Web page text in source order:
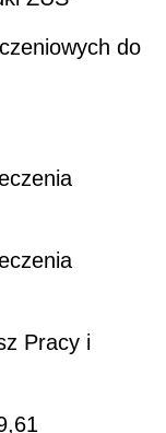
do
Pracy i